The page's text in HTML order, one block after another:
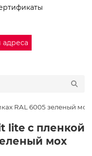
адреса
RAL 6005 зеленый мох
lite с пленкой
мох